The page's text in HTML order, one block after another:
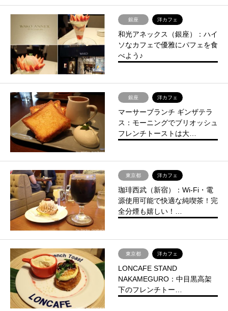
銀座 洋カフェ
和光アネックス（銀座）：ハイ
ソなカフェで優雅にパフェを食
べよう♪
銀座 洋カフェ
マーサーブランチ ギンザテラ
ス：モーニングでブリオッシュ
フレンチトーストは大…
東京都 洋カフェ
珈琲西武（新宿）：Wi-Fi・電
源使用可能で快適な純喫茶！完
全分煙も嬉しい！…
東京都 洋カフェ
LONCAFE STAND
NAKAMEGURO：中目黒高架
下のフレンチトー…